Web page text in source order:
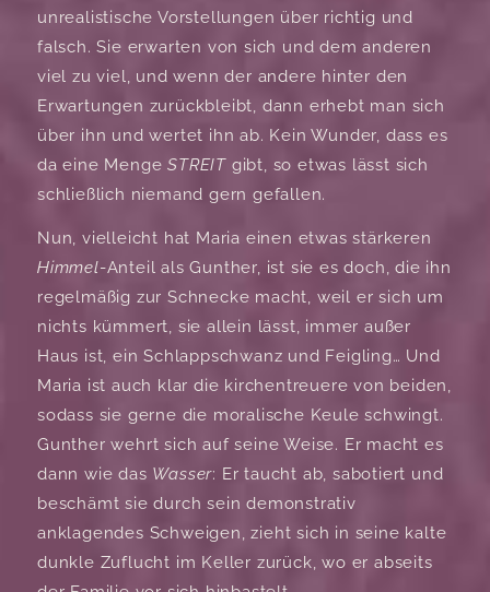
unrealistische Vorstellungen über richtig und
falsch. Sie erwarten von sich und dem anderen
viel zu viel, und wenn der andere hinter den
Erwartungen zurückbleibt, dann erhebt man sich
über ihn und wertet ihn ab. Kein Wunder, dass es
da eine MengeSTREIT gibt, so etwas lässt sich
schließlich niemand gern gefallen.
Nun, vielleicht hat Maria einen etwas stärkeren
Himmel-Anteil als Gunther, ist sie es doch, die ihn
regelmäßig zur Schnecke macht, weil er sich um
nichts kümmert, sie allein lässt, immer außer
Haus ist, ein Schlappschwanz und Feigling… Und
Maria ist auch klar die kirchentreuere von beiden,
sodass sie gerne die moralische Keule schwingt.
Gunther wehrt sich auf seine Weise. Er macht es
dann wie das Wasser: Er taucht ab, sabotiert und
beschämt sie durch sein demonstrativ
anklagendes Schweigen, zieht sich in seine kalte
dunkle Zuflucht im Keller zurück, wo er abseits